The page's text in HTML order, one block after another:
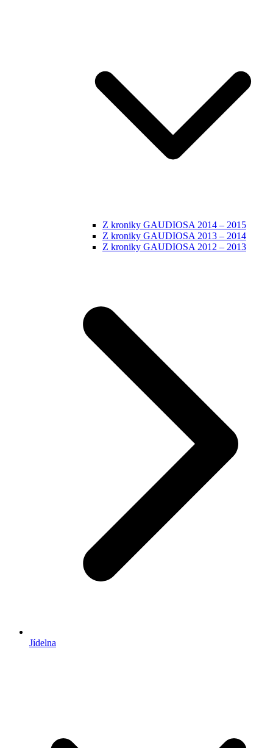
Z kroniky GAUDIOSA 2014 – 2015
Z kroniky GAUDIOSA 2013 – 2014
Z kroniky GAUDIOSA 2012 – 2013
Jídelna